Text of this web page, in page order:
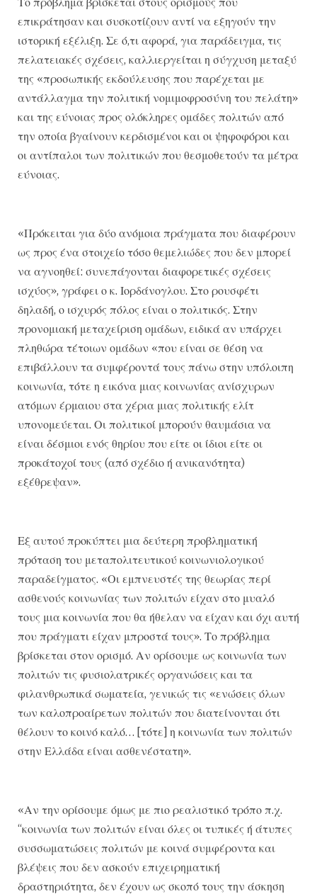
επικράτησαν και συσκοτίζουν αντί να εξηγούν την
ιστορική εξέλιξη. Σε ό,τι αφορά, για παράδειγμα, τις
πελατειακές σχέσεις, καλλιεργείται η σύγχυση μεταξύ
της «προσωπικής εκδούλευσης που παρέχεται με
αντάλλαγμα την πολιτική νομιμοφροσύνη του πελάτη»
και της εύνοιας προς ολόκληρες ομάδες πολιτών από
την οποία βγαίνουν κερδισμένοι και οι ψηφοφόροι και
οι αντίπαλοι των πολιτικών που θεσμοθετούν τα μέτρα
εύνοιας.
«Πρόκειται για δύο ανόμοια πράγματα που διαφέρουν
ως προς ένα στοιχείο τόσο θεμελιώδες που δεν μπορεί
να αγνοηθεί: συνεπάγονται διαφορετικές σχέσεις
ισχύος», γράφει ο κ. Ιορδάνογλου. Στο ρουσφέτι
δηλαδή, ο ισχυρός πόλος είναι ο πολιτικός. Στην
προνομιακή μεταχείριση ομάδων, ειδικά αν υπάρχει
πληθώρα τέτοιων ομάδων «που είναι σε θέση να
επιβάλλουν τα συμφέροντά τους πάνω στην υπόλοιπη
κοινωνία, τότε η εικόνα μιας κοινωνίας ανίσχυρων
ατόμων έρμαιου στα χέρια μιας πολιτικής ελίτ
υπονομεύεται. Οι πολιτικοί μπορούν θαυμάσια να
είναι δέσμιοι ενός θηρίου που είτε οι ίδιοι είτε οι
προκάτοχοί τους (από σχέδιο ή ανικανότητα)
εξέθρεψαν».
Εξ αυτού προκύπτει μια δεύτερη προβληματική
πρόταση του μεταπολιτευτικού κοινωνιολογικού
παραδείγματος. «Οι εμπνευστές της θεωρίας περί
ασθενούς κοινωνίας των πολιτών είχαν στο μυαλό
τους μια κοινωνία που θα ήθελαν να είχαν και όχι αυτή
που πράγματι είχαν μπροστά τους». Το πρόβλημα
βρίσκεται στον ορισμό. Αν ορίσουμε ως κοινωνία των
πολιτών τις φυσιολατρικές οργανώσεις και τα
φιλανθρωπικά σωματεία, γενικώς τις «ενώσεις όλων
των καλοπροαίρετων πολιτών που διατείνονται ότι
θέλουν το κοινό καλό… [τότε] η κοινωνία των πολιτών
στην Ελλάδα είναι ασθενέστατη».
«Αν την ορίσουμε όμως με πιο ρεαλιστικό τρόπο π.χ.
“κοινωνία των πολιτών είναι όλες οι τυπικές ή άτυπες
συσσωματώσεις πολιτών με κοινά συμφέροντα και
βλέψεις που δεν ασκούν επιχειρηματική
δραστηριότητα, δεν έχουν ως σκοπό τους την άσκηση